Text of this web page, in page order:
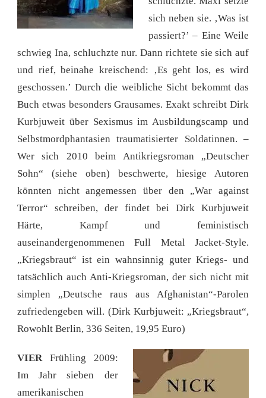
sich neben sie. ‚Was ist
passiert?’ – Eine Weile
schwieg Ina, schluchzte nur. Dann richtete sie sich auf
und rief, beinahe kreischend: ‚Es geht los, es wird
geschossen.’ Durch die weibliche Sicht bekommt das
Buch etwas besonders Grausames. Exakt schreibt Dirk
Kurbjuweit über Sexismus im Ausbildungscamp und
Selbstmordphantasien traumatisierter Soldatinnen. –
Wer sich 2010 beim Antikriegsroman „Deutscher
Sohn“ (siehe oben) beschwerte, hiesige Autoren
könnten nicht angemessen über den „War against
Terror“ schreiben, der findet bei Dirk Kurbjuweit
Härte, Kampf und feministisch
auseinandergenommenen Full Metal Jacket-Style.
„Kriegsbraut“ ist ein wahnsinnig guter Kriegs- und
tatsächlich auch Anti-Kriegsroman, der sich nicht mit
simplen „Deutsche raus aus Afghanistan“-Parolen
zufriedengeben will. (Dirk Kurbjuweit: „Kriegsbraut“,
Rowohlt Berlin, 336 Seiten, 19,95 Euro)
VIER Frühling 2009:
Im Jahr sieben der
amerikanischen